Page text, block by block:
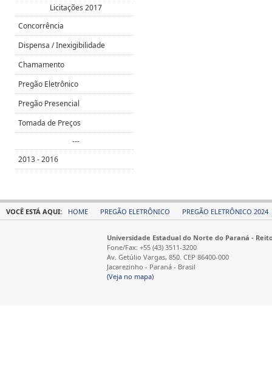
Licitações 2017
Concorrência
Dispensa / Inexigibilidade
Chamamento
Pregão Eletrônico
Pregão Presencial
Tomada de Preços
---
2013 - 2016
VOCÊ ESTÁ AQUI: HOME PREGÃO ELETRÔNICO PREGÃO ELETRÔNICO 2024
Universidade Estadual do Norte do Paraná -
Fone/Fax: +55 (43) 3511-3200
Av. Getúlio Vargas, 850. CEP 86400-000
Jacarezinho - Paraná - Brasil
(Veja no mapa)